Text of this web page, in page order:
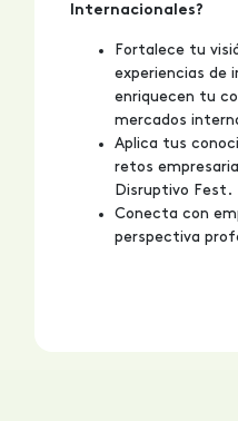
Internacionales?
Fortalece tu
experiencias de
enriquecen tu
mercados
Aplica tus
retos
Disruptivo Fest.
Conecta con
perspectiva